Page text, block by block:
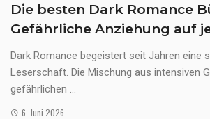
Die besten Dark Romance
Gefährliche Anziehung auf
Dark Romance begeistert seit Jahren eine
Leserschaft. Die Mischung aus intensiven
gefährlichen ...
6. Juni 2026